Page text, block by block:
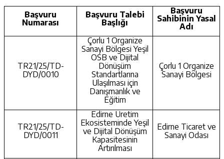
Başvuru
Numarası
Başvuru Talebi
Başlığı
Başvuru
Sahibinin Yasal
Adı
TR21/25/TD-
DYD/0010
Çorlu 1 Organize
Sanayi Bölgesi Yeşil
OSB ve Dijital
Dönüşüm
Standartlarına
Ulaşılması için
Danışmanlık ve
Eğitim
Çorlu 1 Organize
Sanayi Bölgesi
TR21/25/TD-
DYD/0011
Edirne Üretim
Ekosisteminde Yeşil
ve Dijital Dönüşüm
Kapasitesinin
Artırılması
Edirne Ticaret ve
Sanayi Odası